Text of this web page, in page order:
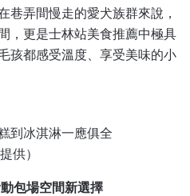
巷弄間慢走的愛犬族群來說，
，更是士林站美食推薦中極具
孩都感受溫度、享受美味的小
到冰淇淋一應俱全
供）
包場空間新選擇